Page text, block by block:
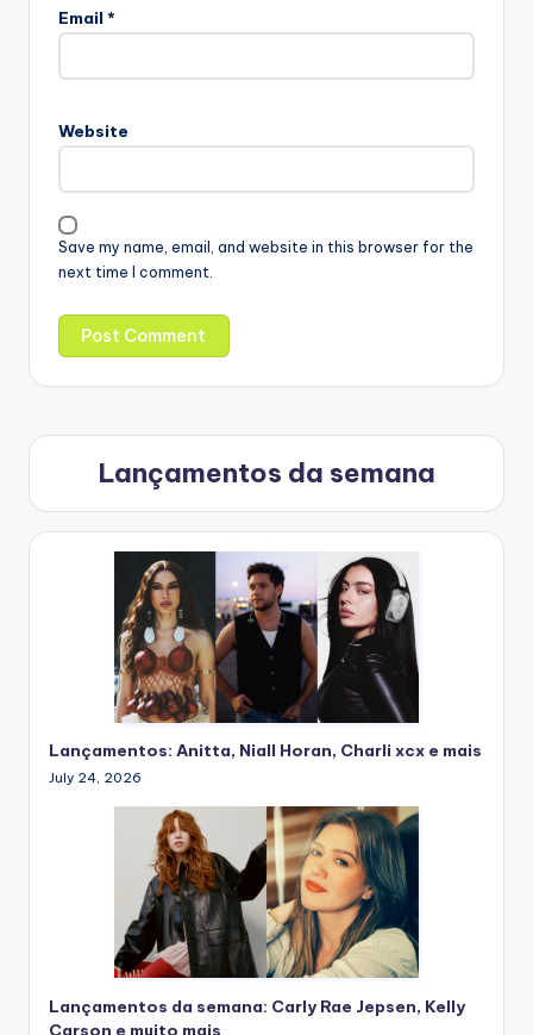
Email *
Website
Save my name, email, and website in this browser for the
next time I comment.
Lançamentos da semana
Lançamentos: Anitta, Niall Horan, Charli xcx e mais
July 24, 2026
Lançamentos da semana: Carly Rae Jepsen, Kelly
Carson e muito mais